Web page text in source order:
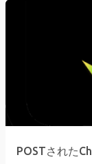
POSTされた